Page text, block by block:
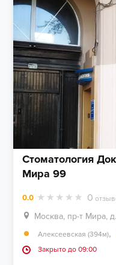
Стоматология
Мира 99
0.0 0
Москва, пр-т Мира,
Алексеевская (394м),
Закрыто до 09:00